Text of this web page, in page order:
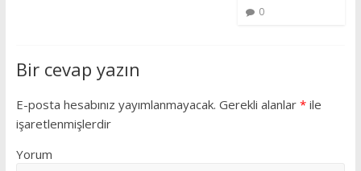
0
Bir cevap yazın
E-posta hesabınız yayımlanmayacak. Gerekli alanlar *ile
işaretlenmişlerdir
Yorum